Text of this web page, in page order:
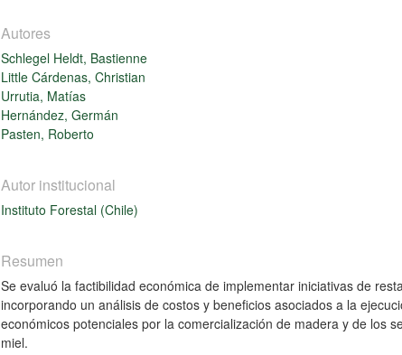
Autores
Schlegel Heldt, Bastienne
Little Cárdenas, Christian
Urrutia, Matías
Hernández, Germán
Pasten, Roberto
Autor institucional
Instituto Forestal (Chile)
Resumen
Se evaluó la factibilidad económica de implementar iniciativas de
incorporando un análisis de costos y beneficios asociados a la
económicos potenciales por la comercialización de madera y de los
miel.